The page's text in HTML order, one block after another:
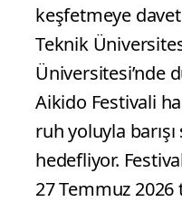
keşfetmeye
Teknik
Üniversitesi’nde
Aikido Festivali
ruh yoluyla
hedefliyor.
27 Temmuz